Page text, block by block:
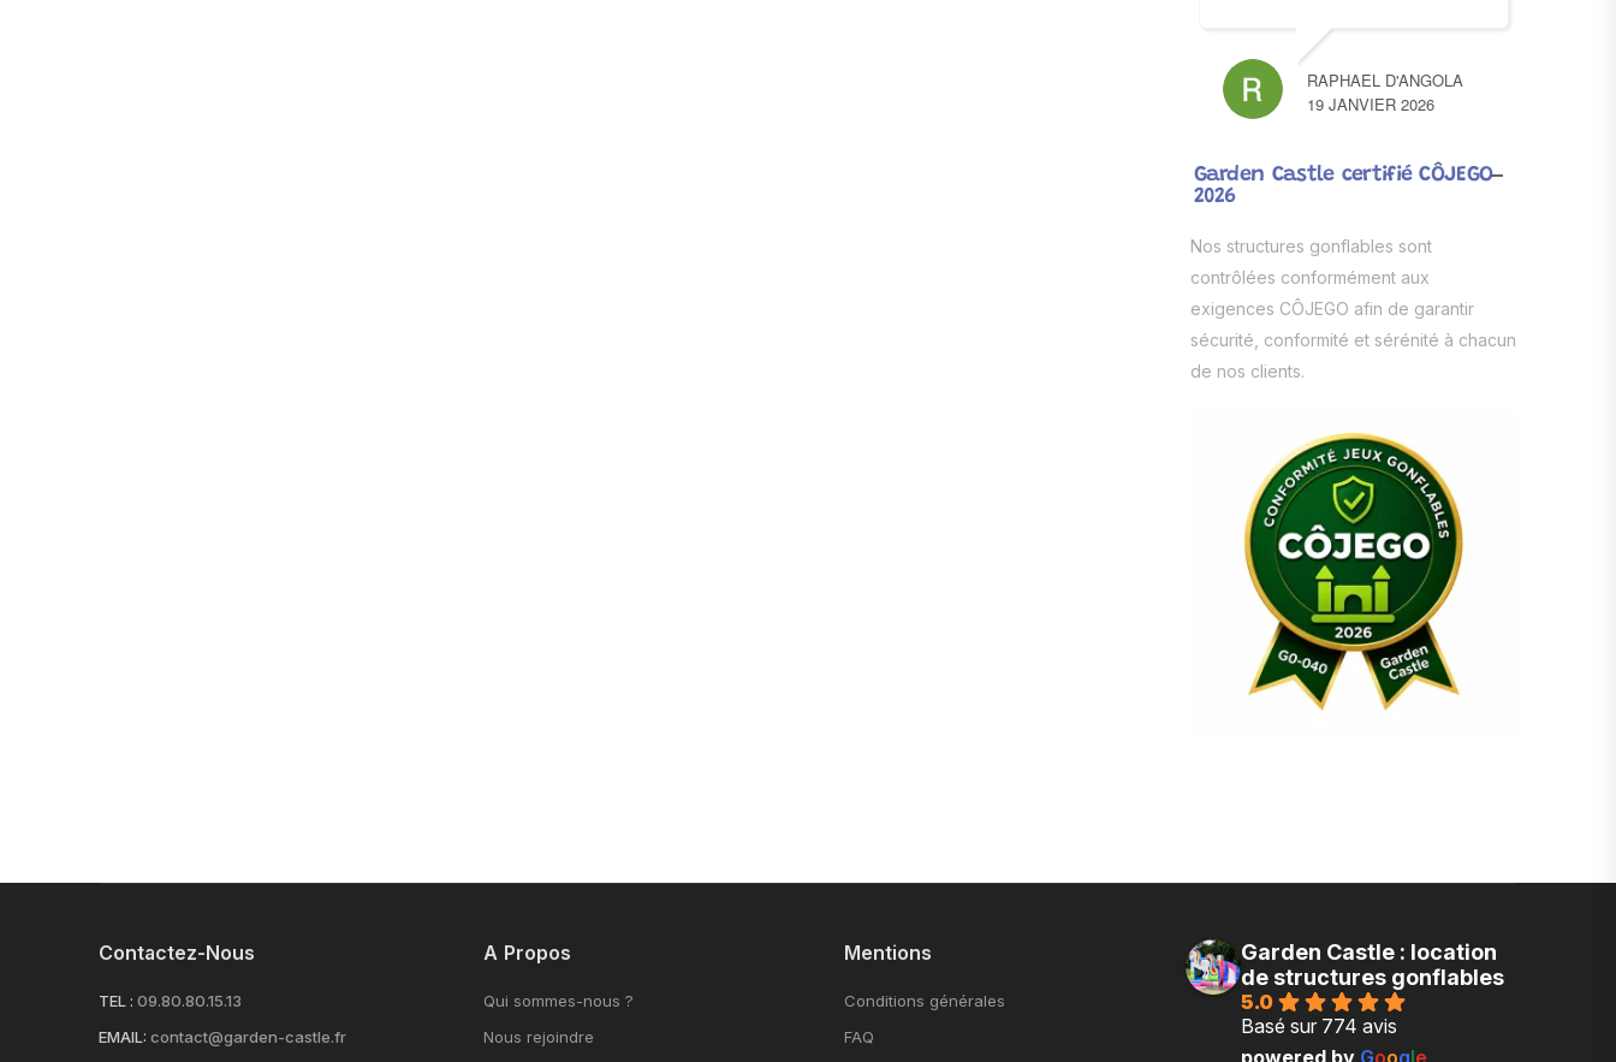
RAPHAEL D'ANGOLA
19 JANVIER 2026
Garden Castle certifié CÔJEGO
2026
Nos structures gonflables sont
contrôlées conformément aux
exigences CÔJEGO afin de garantir
sécurité, conformité et sérénité à chacun
de nos clients.
Contactez-Nous
TEL : 09.80.80.15.13
EMAIL: contact@garden-castle.fr
A Propos
Qui sommes-nous ?
Nous rejoindre
Mentions
Conditions générales
FAQ
Garden Castle : location
de structures gonflables
5.0
Basé sur 774 avis
powered by Google